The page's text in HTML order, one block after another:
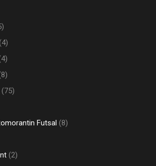
(75)
Futsal (8)
(2)